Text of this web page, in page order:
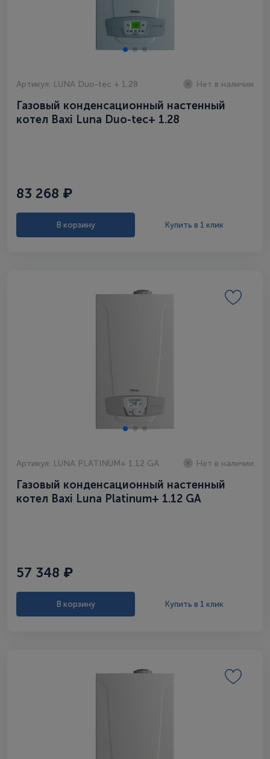
Артикул: LUNA Duo-tec + 1.28 Нет в наличии
Газовый конденсационный настенный
котел Baxi Luna Duo-tec+ 1.28
83 268 ₽
В корзину Купить в 1 клик
Артикул: LUNA PLATINUM+ 1.12 GA Нет в наличии
Газовый конденсационный настенный
котел Baxi Luna Platinum+ 1.12 GA
57 348 ₽
В корзину Купить в 1 клик